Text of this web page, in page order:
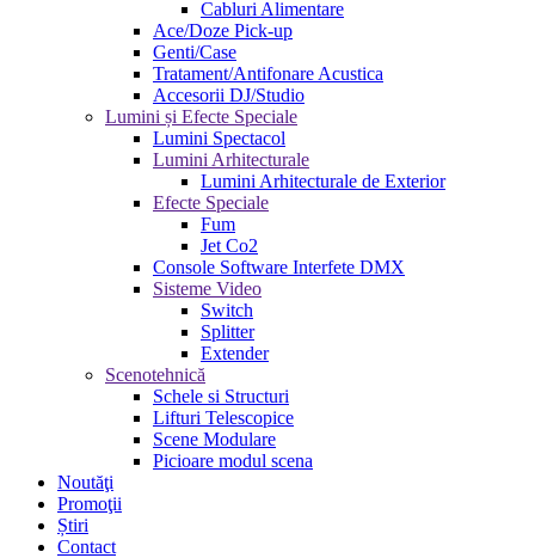
Cabluri Alimentare
Ace/Doze Pick-up
Genti/Case
Tratament/Antifonare Acustica
Accesorii DJ/Studio
Lumini și Efecte Speciale
Lumini Spectacol
Lumini Arhitecturale
Lumini Arhitecturale de Exterior
Efecte Speciale
Fum
Jet Co2
Console Software Interfete DMX
Sisteme Video
Switch
Splitter
Extender
Scenotehnică
Schele si Structuri
Lifturi Telescopice
Scene Modulare
Picioare modul scena
Noutăţi
Promoţii
Știri
Contact